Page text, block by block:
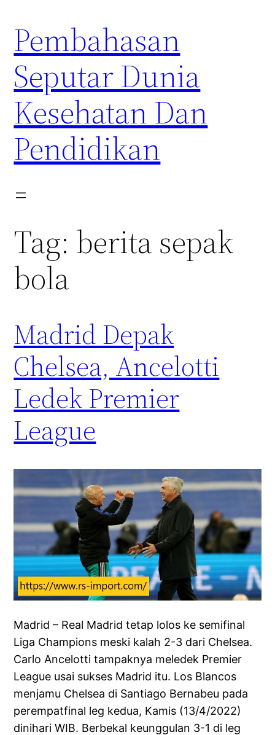
content
Pembahasan
Seputar Dunia
Kesehatan Dan
Pendidikan
Tag: berita sepak
bola
Madrid Depak
Chelsea, Ancelotti
Ledek Premier
League
Madrid – Real Madrid tetap lolos ke semifinal
Liga Champions meski kalah 2-3 dari Chelsea.
Carlo Ancelotti tampaknya meledek Premier
League usai sukses Madrid itu. Los Blancos
menjamu Chelsea di Santiago Bernabeu pada
perempatfinal leg kedua, Kamis (13/4/2022)
dinihari WIB. Berbekal keunggulan 3-1 di leg